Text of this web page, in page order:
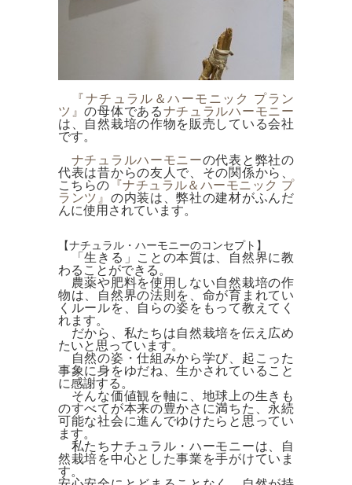
『ナチュラル＆ハーモニック プラン
ツ』の母体であるナチュラルハーモニー
は、自然栽培の作物を販売している会社
です。
ナチュラルハーモニーの代表と弊社の
代表は昔からの友人で、その関係から、
こちらの 『ナチュラル＆ハーモニック プ
ランツ』 の内装は、弊社の建材がふんだ
んに使用されています。
【ナチュラル・ハーモニーのコンセプト】
「生きる」ことの本質は、自然界に教
わることができる。
農薬や肥料を使用しない自然栽培の作
物は、自然界の法則を、命が育まれてい
くルールを、自らの姿をもって教えてく
れます。
だから、私たちは自然栽培を伝え広め
たいと思っています。
自然の姿・仕組みから学び、起こった
事象に身をゆだね、生かされていること
に感謝する。
そんな価値観を軸に、地球上の生きも
のすべてが本来の豊かさに満ちた、永続
可能な社会に進んでゆけたらと思ってい
ます。
私たちナチュラル・ハーモニーは、自
然栽培を中心とした事業を手がけていま
す。